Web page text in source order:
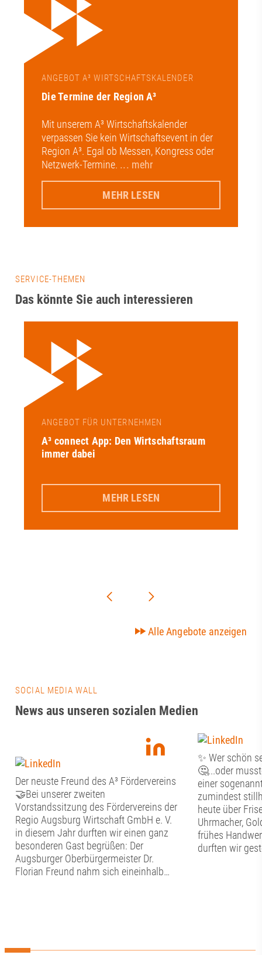
ANGEBOT A³ WIRTSCHAFTSKALENDER
Die Termine der Region A³
Mit unserem A³ Wirtschaftskalender
verpassen Sie kein Wirtschaftsevent in der
Region A³. Egal ob Messen, Kongress oder
Netzwerk-Termine. ... mehr
MEHR LESEN
SERVICE-THEMEN
Das könnte Sie auch interessieren
ANGEBOT FÜR UNTERNEHMEN
A³ connect App: Den Wirtschaftsraum
immer dabei
MEHR LESEN
Alle Angebote anzeigen
SOCIAL MEDIA WALL
News aus unseren sozialen Medien
Der neuste Freund des A³ Fördervereins
🤝Bei unserer zweiten
Vorstandssitzung des Fördervereins der
Regio Augsburg Wirtschaft GmbH e. V.
in diesem Jahr durften wir einen ganz
besonderen Gast begrüßen: Der
Augsburger Oberbürgermeister Dr.
Florian Freund nahm sich eineinhalb
Punkte auf der Agenda waren der
✨ Wer schön
🤔...oder
einer
zumindest
heute über
Uhrmacher,
frühes
durften wir